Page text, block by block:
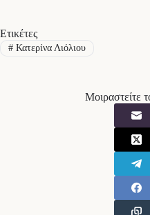
Ετικέτες
#Κατερίνα Λιόλιου
Μοιραστείτε